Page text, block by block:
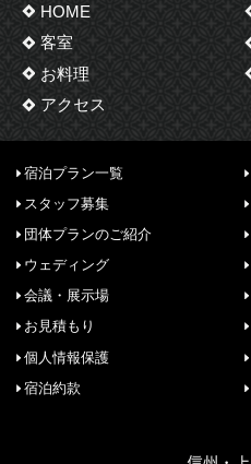
HOME
客室
お料理
アクセス
宿泊プラン一覧
スタッフ募集
団体プランのご紹介
ウェディング
会議・展示場
お見積もり
個人情報保護
宿泊約款